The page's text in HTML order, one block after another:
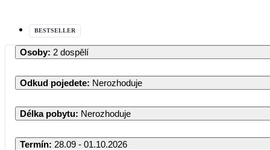
BESTSELLER
Osoby: 2 dospělí
Odkud pojedete: Nerozhoduje
Délka pobytu: Nerozhoduje
Termín: 28.09 - 01.10.2026